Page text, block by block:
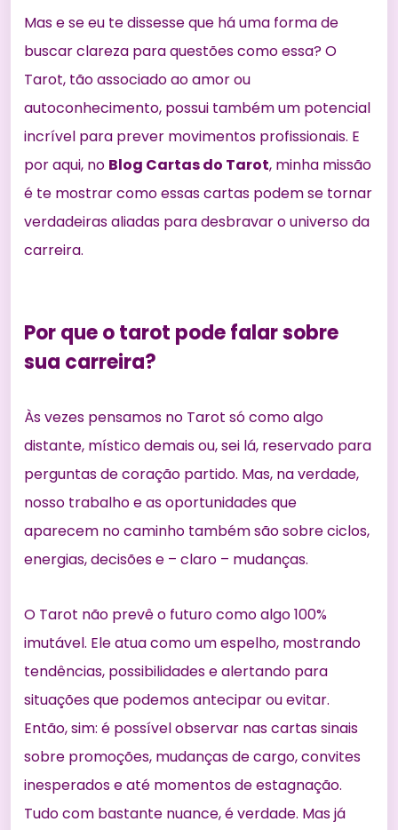
Mas e se eu te dissesse que há uma forma de
buscar clareza para questões como essa? O
Tarot, tão associado ao amor ou
autoconhecimento, possui também um potencial
incrível para prever movimentos profissionais. E
por aqui, no Blog Cartas do Tarot, minha missão
é te mostrar como essas cartas podem se tornar
verdadeiras aliadas para desbravar o universo da
carreira.
Por que o tarot pode falar sobre
sua carreira?
Às vezes pensamos no Tarot só como algo
distante, místico demais ou, sei lá, reservado para
perguntas de coração partido. Mas, na verdade,
nosso trabalho e as oportunidades que
aparecem no caminho também são sobre ciclos,
energias, decisões e – claro – mudanças.
O Tarot não prevê o futuro como algo 100%
imutável. Ele atua como um espelho, mostrando
tendências, possibilidades e alertando para
situações que podemos antecipar ou evitar.
Então, sim: é possível observar nas cartas sinais
sobre promoções, mudanças de cargo, convites
inesperados e até momentos de estagnação.
Tudo com bastante nuance, é verdade. Mas já